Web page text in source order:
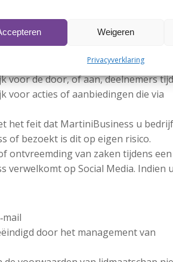
Weigeren
Privacyverklaring
zijn bij de organisatie van
aan derden worden overhandigd
de door, of aan, deelnemers
voor acties of aanbiedingen die via
het feit dat MartiniBusiness u
of bezoekt is dit op eigen risico.
van zaken tijdens
op Social Media.
door het management van